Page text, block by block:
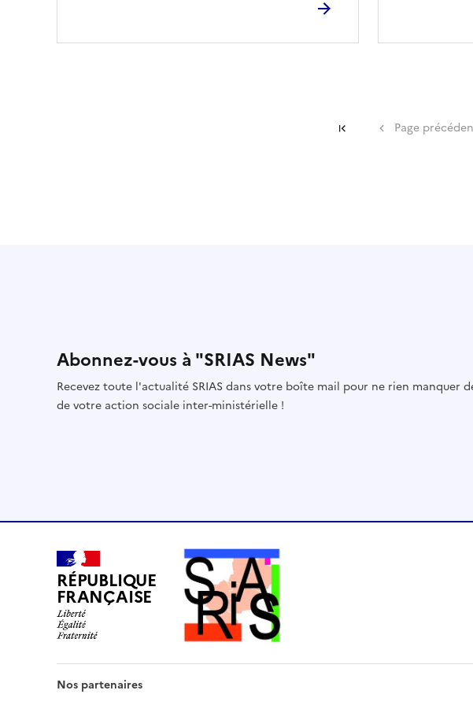
Première page
Page
Abonnez-vous à "SRIAS News"
Recevez toute l'actualité SRIAS dans votre boîte mail pour ne rien manquer
de votre action sociale inter-ministérielle !
RÉPUBLIQUE
FRANÇAISE
Nos partenaires